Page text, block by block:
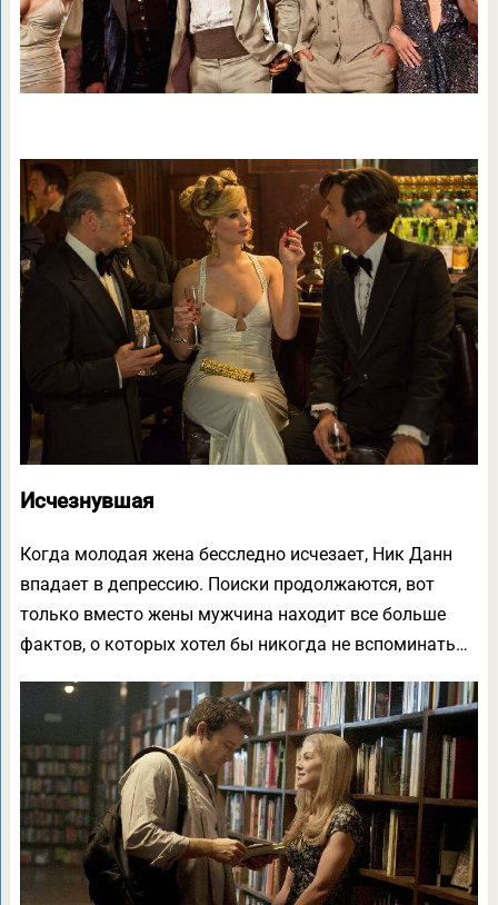
Исчезнувшая
Когда молодая жена бесследно исчезает, Ник Данн
впадает в депрессию. Поиски продолжаются, вот
только вместо жены мужчина находит все больше
фактов, о которых хотел бы никогда не вспоминать…